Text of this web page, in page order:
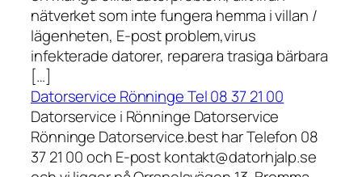
nätverket som inte fungera hemma i villan /
lägenheten, E-post problem,virus
infekterade datorer, reparera trasiga bärbara
[…]
Datorservice Rönninge Tel 08 37 21 00
Datorservice i Rönninge Datorservice
Rönninge Datorservice.best har Telefon 08
37 21 00 och E-post kontakt@datorhjalp.se